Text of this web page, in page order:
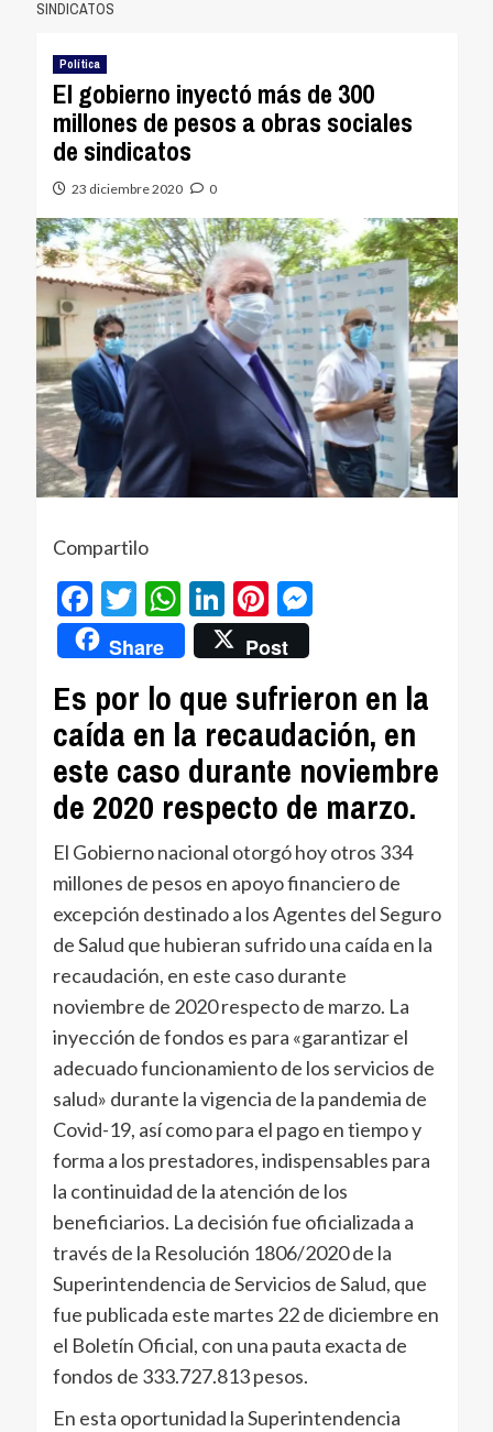
SINDICATOS
Política
El gobierno inyectó más de 300
millones de pesos a obras sociales
de sindicatos
23 diciembre 2020 0
Compartilo
Facebook
Twitter
WhatsApp
LinkedIn
Pinterest
Messenger
Share Post
Es por lo que sufrieron en la
caída en la recaudación, en
este caso durante noviembre
de 2020 respecto de marzo.
El Gobierno nacional otorgó hoy otros 334
millones de pesos en apoyo financiero de
excepción destinado a los Agentes del Seguro
de Salud que hubieran sufrido una caída en la
recaudación, en este caso durante
noviembre de 2020 respecto de marzo. La
inyección de fondos es para «garantizar el
adecuado funcionamiento de los servicios de
salud» durante la vigencia de la pandemia de
Covid-19, así como para el pago en tiempo y
forma a los prestadores, indispensables para
la continuidad de la atención de los
beneficiarios. La decisión fue oficializada a
través de la Resolución 1806/2020 de la
Superintendencia de Servicios de Salud, que
fue publicada este martes 22 de diciembre en
el Boletín Oficial, con una pauta exacta de
fondos de 333.727.813 pesos.
En esta oportunidad la Superintendencia